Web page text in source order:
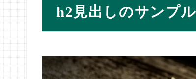
h2見出しのサンプル